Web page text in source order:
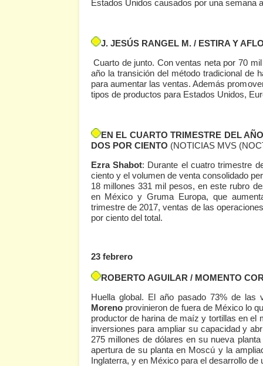
Estados Unidos causados por una semana
J. JESÚS RANGEL M. / ESTIRA Y
Cuarto de junto. Con ventas neta por 70
año la transición del método tradicional de
para aumentar las ventas. Además
tipos de productos para Estados Unidos,
EN EL CUARTO TRIMESTRE DEL
DOS POR CIENTO (NOTICIAS MVS
Ezra Shabot: Durante el cuatro trimestre
ciento y el volumen de venta consolidado
18 millones 331 mil pesos, en este rubro
en México y Gruma Europa, que
trimestre de 2017, ventas de las
por ciento del total.
23 febrero
ROBERTO AGUILAR / MOMENTO
Huella global. El año pasado 73% de las
Moreno provinieron de fuera de México lo
productor de harina de maíz y tortillas en el
inversiones para ampliar su capacidad y
275 millones de dólares en su nueva
apertura de su planta en Moscú y la
Inglaterra, y en México para el desarrollo